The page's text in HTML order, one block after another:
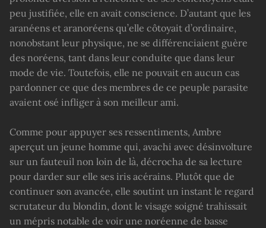
peu justifiée, elle en avait conscience. D’autant que les
aranéens et aranoréens qu’elle côtoyait d’ordinaire,
nonobstant leur physique, ne se différenciaient guère
des noréens, tant dans leur conduite que dans leur
mode de vie. Toutefois, elle ne pouvait en aucun cas
pardonner ce que des membres de ce peuple parasite
avaient osé infliger à son meilleur ami.
Comme pour appuyer ses ressentiments, Ambre
aperçut un jeune homme qui, avachi avec désinvolture
sur un fauteuil non loin de là, décrocha de sa lecture
pour darder sur elle ses iris acérains. Plutôt que de
continuer son avancée, elle soutint un instant le regard
scrutateur du blondin, dont le visage soigné trahissait
un mépris notable de voir une noréenne de basse